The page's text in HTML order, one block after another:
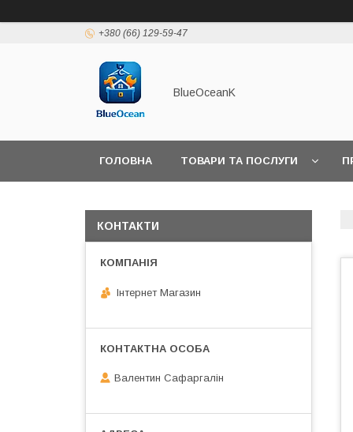
+380 (66) 129-59-47
BlueOceanK
ГОЛОВНА ТОВАРИ ТА ПОСЛУГИ
КОНТАКТИ
Інтернет Магазин
Валентин Сафаргалін